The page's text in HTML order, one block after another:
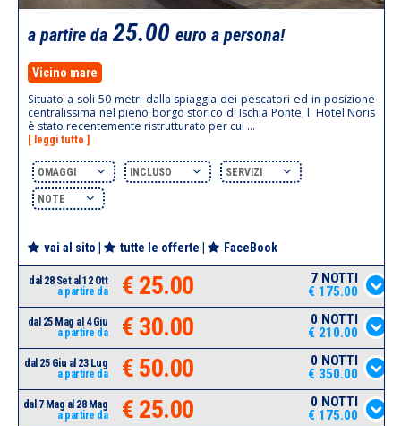
a partire da 25.00 euro a persona!
Vicino mare
Situato a soli 50 metri dalla spiaggia dei pescatori ed in posizione
centralissima nel pieno borgo storico di Ischia Ponte, l' Hotel Noris
è stato recentemente ristrutturato per cui ...
[ leggi tutto ]
OMAGGI INCLUSO SERVIZI
NOTE
vai al sito tutte le offerte FaceBook
dal 28 Set al 12 Ott
a partire da
€ 25.00
7 NOTTI
€ 175.00
dal 25 Mag al 4 Giu
a partire da
€ 30.00
0 NOTTI
€ 210.00
dal 25 Giu al 23 Lug
a partire da
€ 50.00
0 NOTTI
€ 350.00
dal 7 Mag al 28 Mag
a partire da
€ 25.00
0 NOTTI
€ 175.00